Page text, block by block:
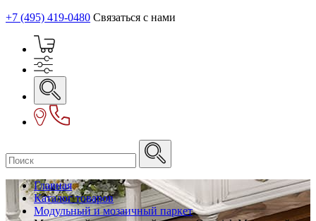
+7 (495) 419-0480 Связаться с нами
Главная
Каталог товаров
Модульный и мозаичный паркет